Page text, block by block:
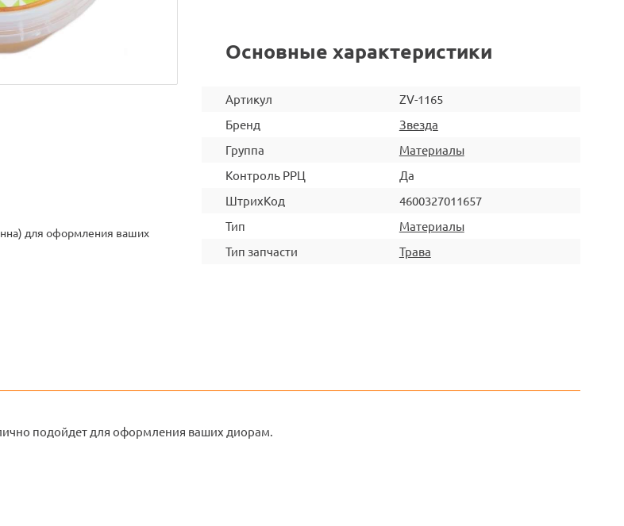
для оформления ваших
Основные характеристики
Артикул
ZV-1165
Бренд
Звезда
Группа
Материалы
Контроль РРЦ
Да
ШтрихКод
4600327011657
Тип
Материалы
Тип запчасти
Трава
подойдет для оформления ваших диорам.